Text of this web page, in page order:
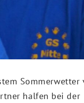
Sommerwetter
halfen bei der